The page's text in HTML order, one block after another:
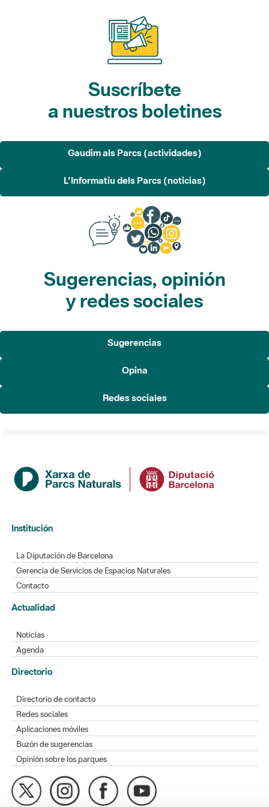
Suscríbete
a nuestros boletines
Gaudim als Parcs (actividades)
L'Informatiu dels Parcs (noticias)
Sugerencias, opinión
y redes sociales
Sugerencias
Opina
Redes sociales
Institución
La Diputación de Barcelona
Gerencia de Servicios de Espacios Naturales
Contacto
Actualidad
Noticias
Agenda
Directorio
Directorio de contacto
Redes sociales
Aplicaciones móviles
Buzón de sugerencias
Opinión sobre los parques